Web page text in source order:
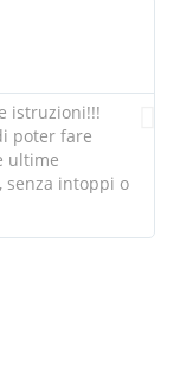
istruzioni!!!
poter fare
ultime
senza intoppi o